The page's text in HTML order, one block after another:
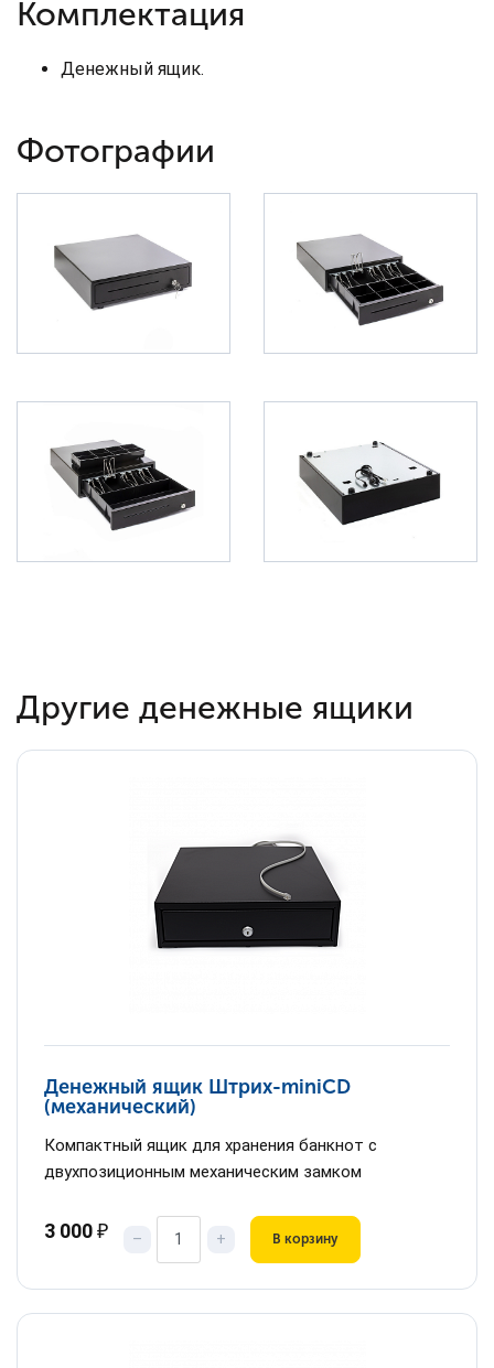
Комплектация
Денежный ящик.
Фотографии
Другие денежные ящики
Денежный ящик Штрих-miniCD
(механический)
Компактный ящик для хранения банкнот с
двухпозиционным механическим замком
3 000₽ – + В корзину